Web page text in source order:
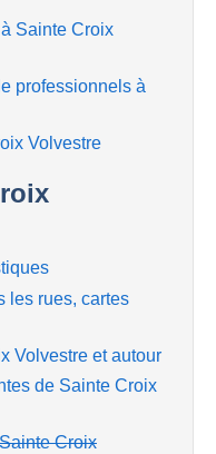
Sainte Croix
professionnels à
Volvestre
les rues, cartes
Volvestre et autour
de Sainte Croix
Croix